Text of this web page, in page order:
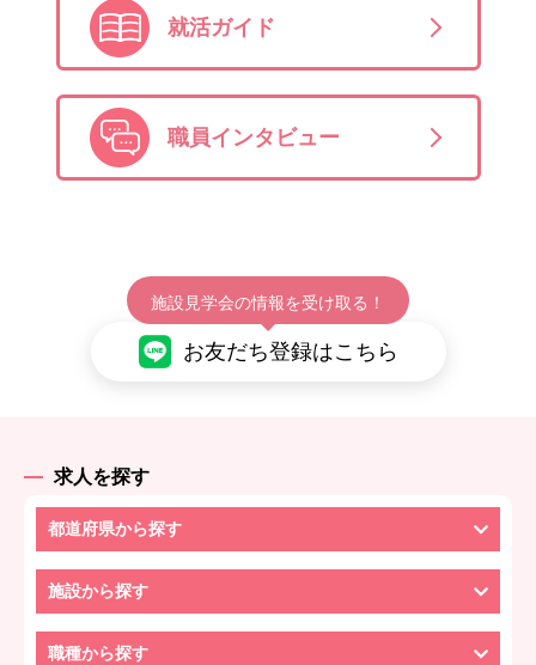
就活ガイド
職員インタビュー
施設見学会の情報を受け取る！
お友だち登録はこちら
求人を探す
都道府県から探す
施設から探す
職種から探す